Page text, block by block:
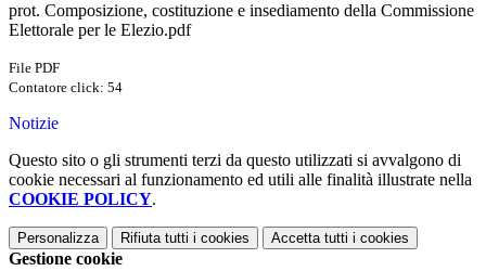
prot. Composizione, costituzione e insediamento della Commissione
Elettorale per le Elezio.pdf
File PDF
Contatore click: 54
Notizie
Questo sito o gli strumenti terzi da questo utilizzati si avvalgono di
cookie necessari al funzionamento ed utili alle finalità illustrate nella
COOKIE POLICY.
Personalizza Rifiuta tutti i cookies Accetta tutti i cookies
Gestione cookie